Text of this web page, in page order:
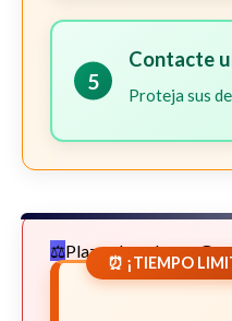
5
Contacte
Proteja sus
Plazos Legales en
⏰ ¡TIEMPO